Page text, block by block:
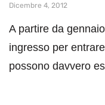
Dicembre 4, 2012
A partire da
ingresso per
possono davvero